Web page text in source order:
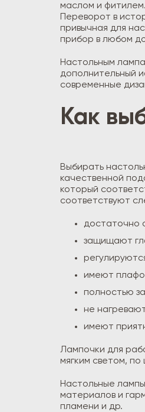
маслом и
Переворот в
привычная для
прибор в любом
Настольным
дополнительный
современные
Как
Выбирать
качественной
который
соответствуют
достаточно
защищают
имеют
полностью
не
имеют
Лампочки для
мягким светом,
Настольные
материалов и
пламени и др.